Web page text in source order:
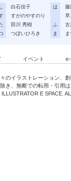
し
白石佳子
すがのやすのり
田川 秀樹
つぼいひろき
は
早
ふ
古
ま
イベント
のイラストレーション、
き、無断での転用・引用
E SPACE.